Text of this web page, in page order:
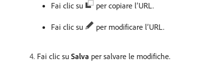
Fai clic su per copiare l’URL.
Fai clic su per modificare l’URL.
Fai clic su Salva per salvare le modifiche.